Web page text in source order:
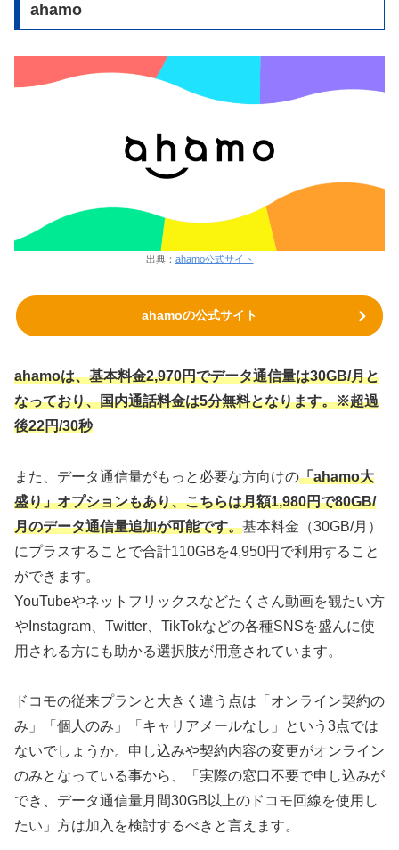
ahamo
出典： ahamo公式サイト
ahamoの公式サイト
ahamoは、基本料金2,970円でデータ通信量は30GB/月と
なっており、国内通話料金は5分無料となります。※超過
後22円/30秒
また、データ通信量がもっと必要な方向けの「ahamo大
盛り」オプションもあり、こちらは月額1,980円で80GB/
月のデータ通信量追加が可能です。基本料金（30GB/月）
にプラスすることで合計110GBを4,950円で利用すること
ができます。
YouTubeやネットフリックスなどたくさん動画を観たい方
やInstagram、Twitter、TikTokなどの各種SNSを盛んに使
用される方にも助かる選択肢が用意されています。
ドコモの従来プランと大きく違う点は「オンライン契約の
み」「個人のみ」「キャリアメールなし」という3点では
ないでしょうか。申し込みや契約内容の変更がオンライン
のみとなっている事から、「実際の窓口不要で申し込みが
でき、データ通信量月間30GB以上のドコモ回線を使用し
たい」方は加入を検討するべきと言えます。